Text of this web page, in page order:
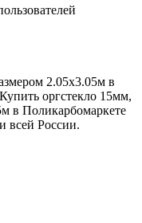
2.05х3.05м в
оргстекло 15мм,
в Поликарбомаркете
всей России.